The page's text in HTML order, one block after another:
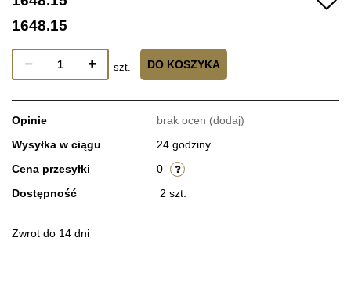
1648.15
szt. DO KOSZYKA
Opinie brak ocen (dodaj)
Wysyłka w ciągu
24 godziny
Cena przesyłki
0
Dostępność
2 szt.
Zwrot do 14 dni